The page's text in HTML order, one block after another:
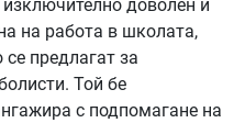
доволен и
на работа в школата,
се предлагат за
Той бе
с подпомагане на